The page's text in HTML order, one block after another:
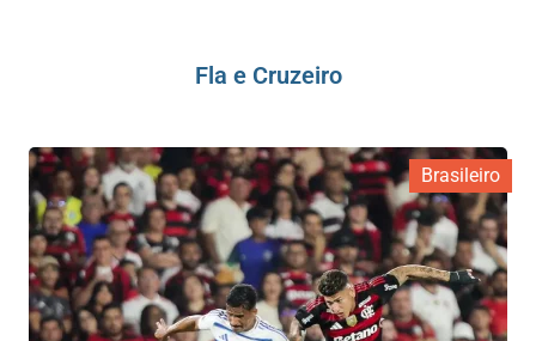
Fla e Cruzeiro
Brasileiro